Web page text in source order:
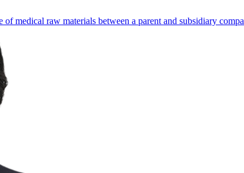
medical raw materials between a parent and subsidiary